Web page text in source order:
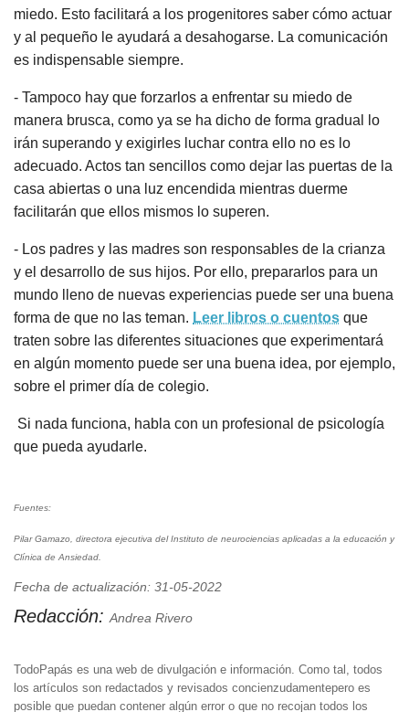
miedo. Esto facilitará a los progenitores saber cómo actuar
y al pequeño le ayudará a desahogarse. La comunicación
es indispensable siempre.
- Tampoco hay que forzarlos a enfrentar su miedo de
manera brusca, como ya se ha dicho de forma gradual lo
irán superando y exigirles luchar contra ello no es lo
adecuado. Actos tan sencillos como dejar las puertas de la
casa abiertas o una luz encendida mientras duerme
facilitarán que ellos mismos lo superen.
- Los padres y las madres son responsables de la crianza
y el desarrollo de sus hijos. Por ello, prepararlos para un
mundo lleno de nuevas experiencias puede ser una buena
forma de que no las teman. Leer libros o cuentos que
traten sobre las diferentes situaciones que experimentará
en algún momento puede ser una buena idea, por ejemplo,
sobre el primer día de colegio.
Si nada funciona, habla con un profesional de psicología
que pueda ayudarle.
Fuentes:
Pilar Gamazo, directora ejecutiva del Instituto de neurociencias aplicadas a la educación y
Clínica de Ansiedad.
Fecha de actualización: 31-05-2022
Redacción: Andrea Rivero
TodoPapás es una web de divulgación e información. Como tal, todos
los artículos son redactados y revisados concienzudamentepero es
posible que puedan contener algún error o que no recojan todos los